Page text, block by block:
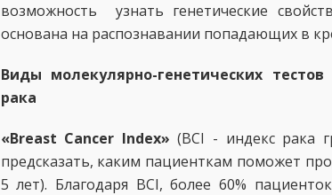
возможность узнать генетические
основана на распознавании попадающих в
Виды молекулярно-генетических
рака
«Breast Cancer Index» (BCI - индекс рака
предсказать, каким пациенткам поможет
5 лет). Благодаря BCI, более 60%